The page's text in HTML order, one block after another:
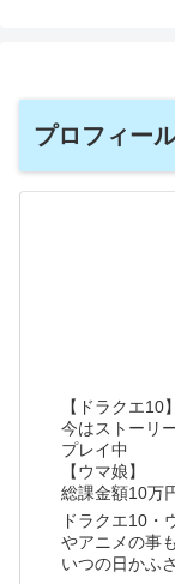
プロフィー
【ドラクエ10】
今はストーリ
プレイ中
【ウマ娘】
総課金額10万
ドラクエ10・
やアニメの事
いつの日かふ